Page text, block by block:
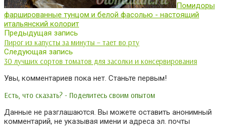
Помидоры
фаршированные тунцом и белой фасолью - настоящий
итальянский колорит
Предыдущая запись
Пирог из капусты за минуты – тает во рту
Следующая запись
30 лучших сортов томатов для засолки и консервирования
Увы, комментариев пока нет. Станьте первым!
Есть, что сказать? - Поделитесь своим опытом
Данные не разглашаются. Вы можете оставить анонимный
комментарий, не указывая имени и адреса эл. почты